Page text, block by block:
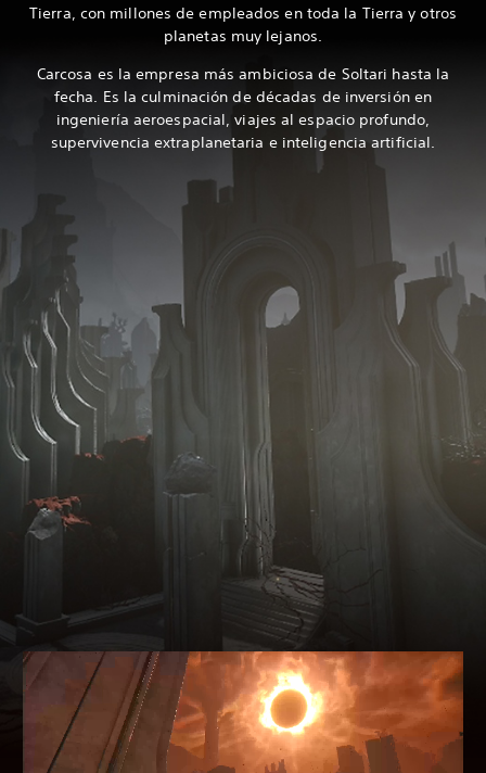
Tierra, con millones de empleados en toda la Tierra y otros
planetas muy lejanos.
Carcosa es la empresa más ambiciosa de Soltari hasta la
fecha. Es la culminación de décadas de inversión en
ingeniería aeroespacial, viajes al espacio profundo,
supervivencia extraplanetaria e inteligencia artificial.